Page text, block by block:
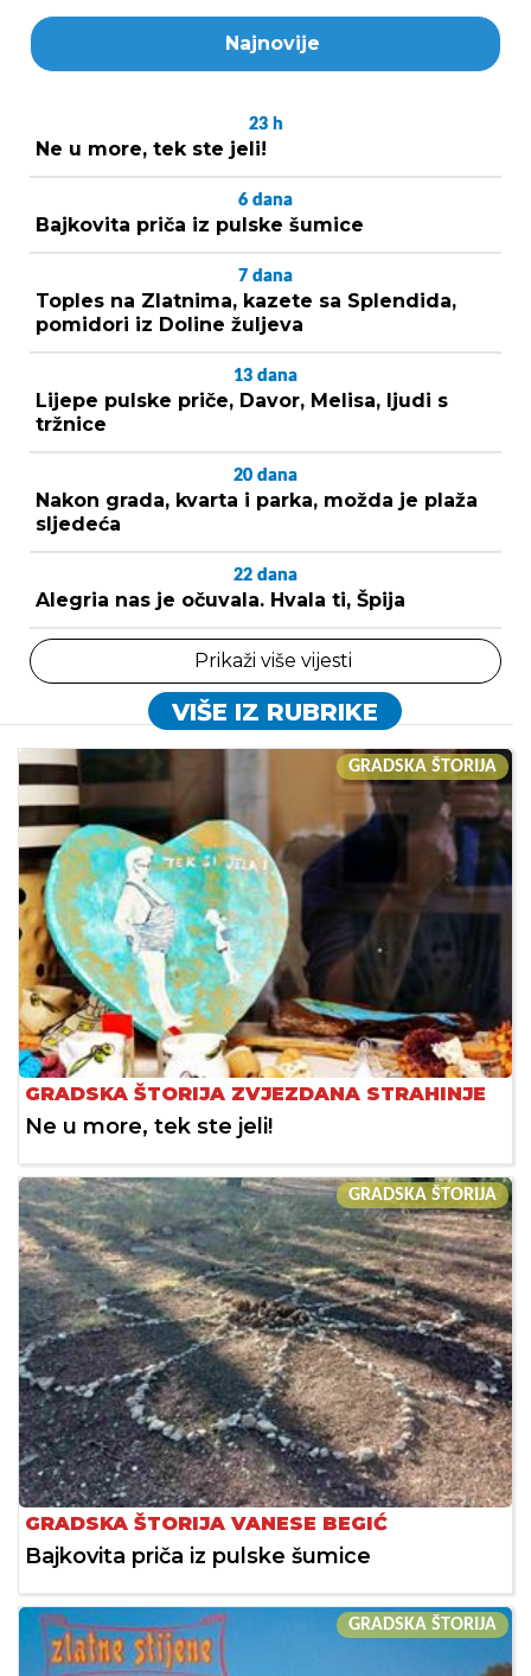
Najnovije
23 h
Ne u more, tek ste jeli!
6 dana
Bajkovita priča iz pulske šumice
7 dana
Toples na Zlatnima, kazete sa Splendida,
pomidori iz Doline žuljeva
13 dana
Lijepe pulske priče, Davor, Melisa, ljudi s
tržnice
20 dana
Nakon grada, kvarta i parka, možda je plaža
sljedeća
22 dana
Alegria nas je očuvala. Hvala ti, Špija
Prikaži više vijesti
VIŠE IZ RUBRIKE
GRADSKA ŠTORIJA
GRADSKA ŠTORIJA ZVJEZDANA STRAHINJE
Ne u more, tek ste jeli!
GRADSKA ŠTORIJA
GRADSKA ŠTORIJA VANESE BEGIĆ
Bajkovita priča iz pulske šumice
GRADSKA ŠTORIJA